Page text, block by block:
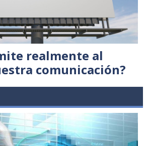
realmente al
comunicación?